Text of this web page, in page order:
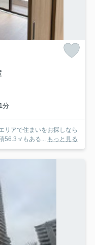
分
リアで住まいをお探しなら
56.3㎡もある... もっと見る